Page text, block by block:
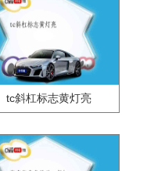
tc斜杠标志黄灯亮